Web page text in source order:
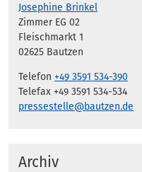
Josephine Brinkel
Zimmer EG 02
Fleischmarkt 1
02625 Bautzen
Telefon +49 3591 534-390
Telefax +49 3591 534-534
pressestelle@bautzen.de
Archiv